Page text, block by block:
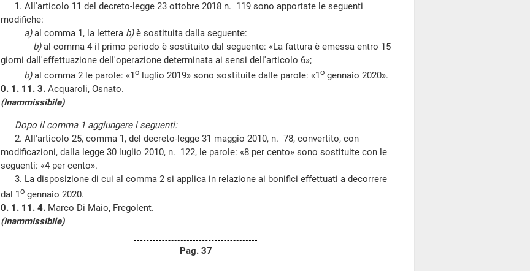
1. All'articolo 11 del decreto-legge 23 ottobre 2018 n. 119 sono apportate le seguenti
modifiche:
a)al comma 1, la lettera b)è sostituita dalla seguente:
b)al comma 4 il primo periodo è sostituito dal seguente: «La fattura è emessa entro 15
giorni dall'effettuazione dell'operazione determinata ai sensi dell'articolo 6»;
b)al comma 2 le parole: «1o luglio 2019» sono sostituite dalle parole: «1o gennaio 2020».
0. 1. 11. 3. Acquaroli, Osnato.
(Inammissibile)
Dopo il comma 1 aggiungere i seguenti:
2. All'articolo 25, comma 1, del decreto-legge 31 maggio 2010, n. 78, convertito, con
modificazioni, dalla legge 30 luglio 2010, n. 122, le parole: «8 per cento» sono sostituite con le
seguenti: «4 per cento».
3. La disposizione di cui al comma 2 si applica in relazione ai bonifici effettuati a decorrere
dal 1o gennaio 2020.
0. 1. 11. 4. Marco Di Maio, Fregolent.
(Inammissibile)
Pag. 37